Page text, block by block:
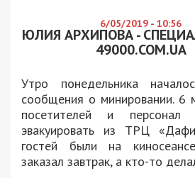
6/05/2019 - 10:56
ЮЛИЯ АРХИПОВА -
49000.COM.UA
Утро понедельника
сообщения о минировании.
посетителей и персонал
эвакуировать из ТРЦ
гостей были на
заказал завтрак, а кто-то